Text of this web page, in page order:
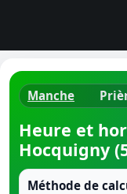
Manche
Heure et
Hocquigny
Méthode de